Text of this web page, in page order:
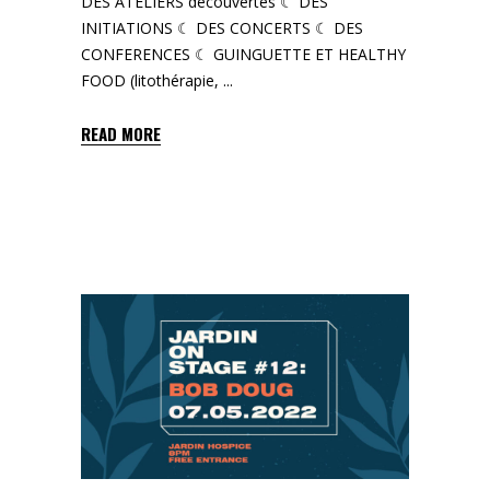
INITIATIONS ☾ DES CONCERTS ☾ DES
CONFERENCES ☾ GUINGUETTE ET HEALTHY
FOOD (litothérapie,
READ MORE